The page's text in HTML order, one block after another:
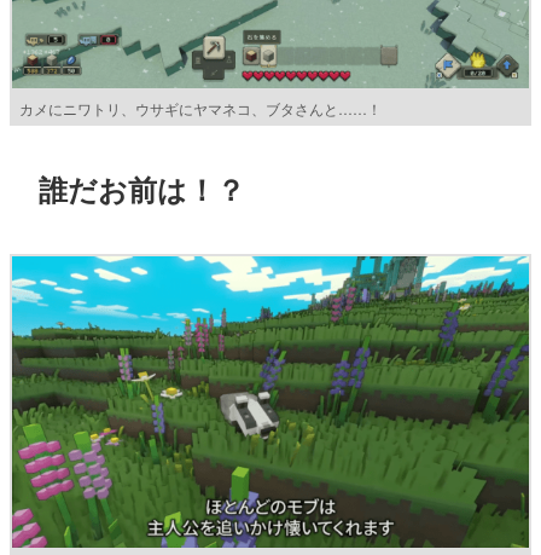
カメにニワトリ、ウサギにヤマネコ、ブタさんと……！
誰だお前は！？